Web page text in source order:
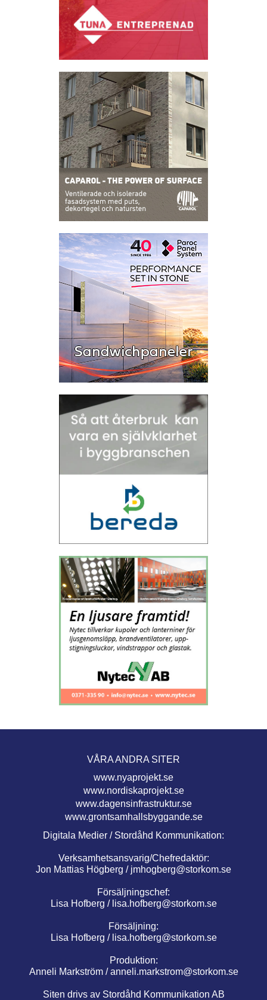
VÅRA ANDRA SITER
www.nyaprojekt.se
www.nordiskaprojekt.se
www.dagensinfrastruktur.se
www.grontsamhallsbyggande.se
Digitala Medier / Stordåhd Kommunikation:
Verksamhetsansvarig/Chefredaktör:
Jon Mattias Högberg / jmhogberg@storkom.se
Försäljningschef:
Lisa Hofberg / lisa.hofberg@storkom.se
Försäljning:
Lisa Hofberg / lisa.hofberg@storkom.se
Produktion:
Anneli Markström /anneli.markstrom@storkom.se
Siten drivs av Stordåhd Kommunikation AB